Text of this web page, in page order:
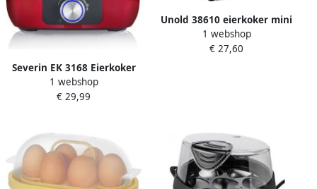
Severin EK 3168 Eierkoker
Rood metallic rvs-zwart 1-6
eieren
1 webshop
€ 29,99
Unold 38610 eierkoker mini
1 webshop
€ 27,60